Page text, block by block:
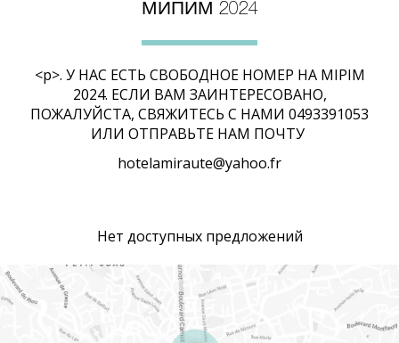
МИПИМ 2024
<р>. У НАС ЕСТЬ СВОБОДНОЕ НОМЕР НА MIPIM
2024. ЕСЛИ ВАМ ЗАИНТЕРЕСОВАНО,
ПОЖАЛУЙСТА, СВЯЖИТЕСЬ С НАМИ 0493391053
ИЛИ ОТПРАВЬТЕ НАМ ПОЧТУ
hotelamiraute@yahoo.fr
Нет доступных предложений